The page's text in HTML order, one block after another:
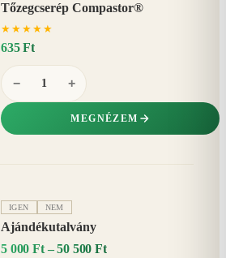
Tőzegcserép Compastor®
★ ★ ★ ★ ★
635 Ft
− +
MEGNÉZEM
IGEN NEM
Ajándékutalvány
5 000 Ft – 50 500 Ft